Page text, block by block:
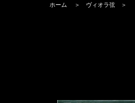
ホーム ＞ ヴィオラ弦 ＞